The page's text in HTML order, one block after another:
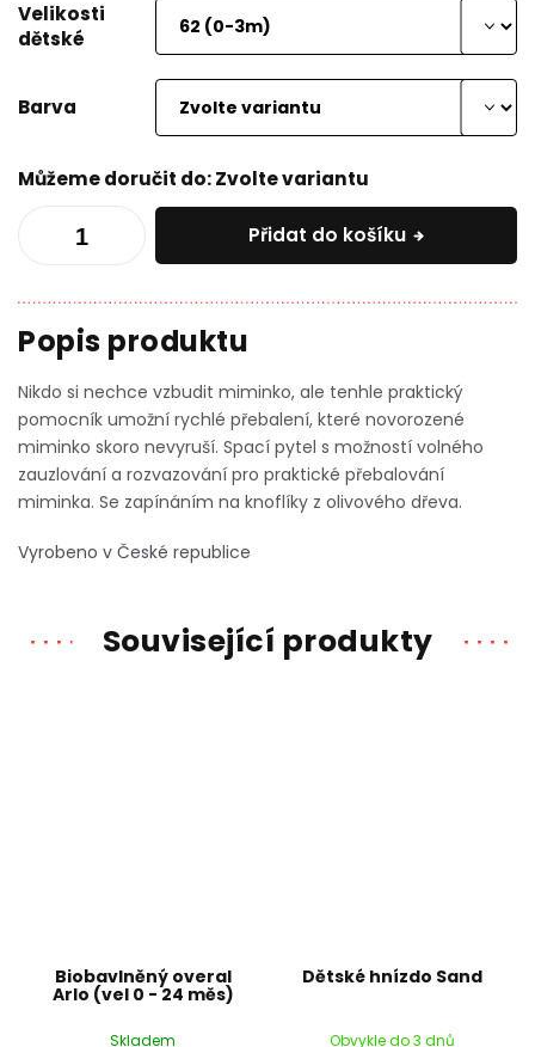
Velikosti
dětské
Barva
Můžeme doručit do:Zvolte variantu
Přidat do košíku
Nikdo si nechce vzbudit miminko, ale tenhle praktický
pomocník umožní rychlé přebalení, které novorozené
miminko skoro nevyruší. Spací pytel s možností volného
zauzlování a rozvazování pro praktické přebalování
miminka. Se zapínáním na knoflíky z olivového dřeva.
Vyrobeno v České republice
Související produkty
Biobavlněný overal
Arlo (vel 0 - 24 měs)
Skladem
Dětské hnízdo Sand
Obvykle do 3 dnů